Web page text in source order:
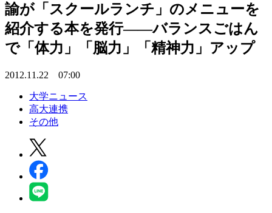
諭が「スクールランチ」のメニューを
紹介する本を発行――バランスごはん
で「体力」「脳力」「精神力」アップ
2012.11.22 07:00
大学ニュース
高大連携
その他